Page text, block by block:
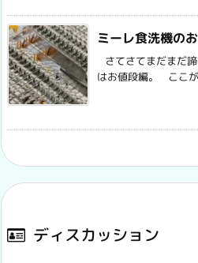
ミーレ食洗機の
さてさてまだまだ
はお値段編。 ここ
ディスカッション